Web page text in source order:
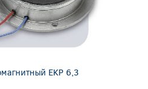
EKP 6,3